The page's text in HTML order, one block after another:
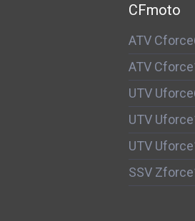
CFmoto
ATV
ATV
UTV
UTV
UTV
SSV